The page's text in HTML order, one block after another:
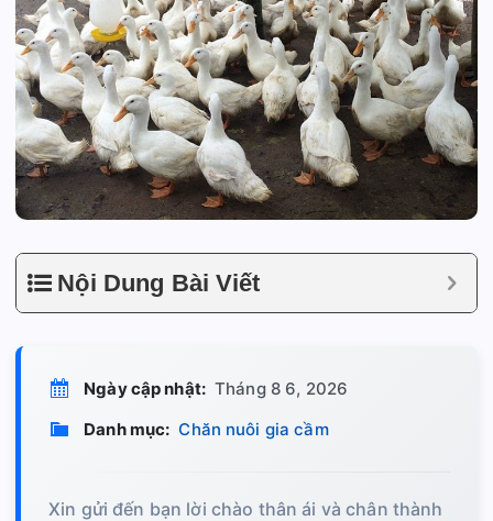
Nội Dung Bài Viết
Ngày cập nhật: Tháng 8 6, 2026
Danh mục: Chăn nuôi gia cầm
Xin gửi đến bạn lời chào thân ái và chân thành